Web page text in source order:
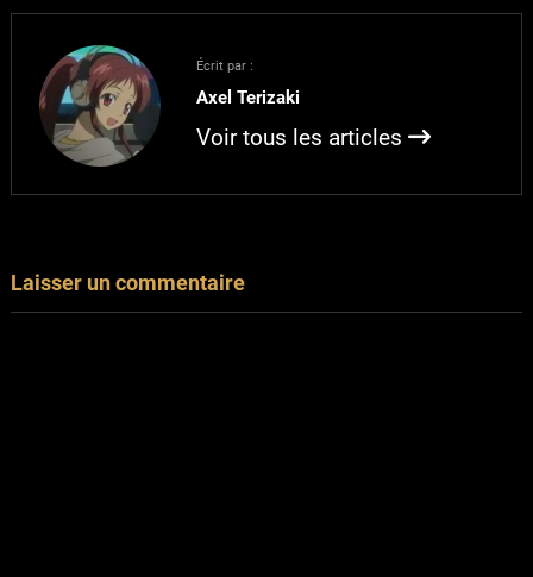
Écrit par :
Axel Terizaki
Voir tous les articles
Laisser un commentaire